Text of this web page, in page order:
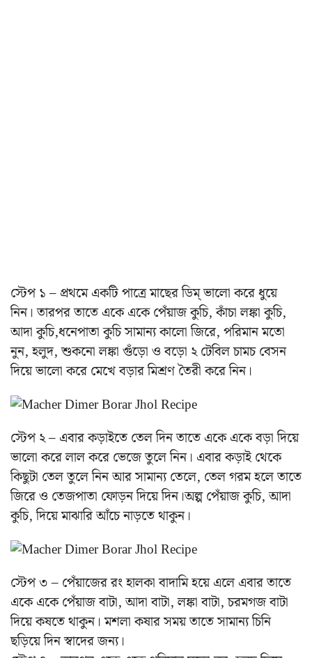
স্টেপ ১ – প্রথমে একটি পাত্রে মাছের ডিম্ ভালো করে ধুয়ে
নিন। তারপর তাতে একে একে পেঁয়াজ কুচি, কাঁচা লঙ্কা কুচি,
আদা কুচি,ধনেপাতা কুচি সামান্য কালো জিরে, পরিমান মতো
নুন, হলুদ, শুকনো লঙ্কা গুঁড়ো ও বড়ো ২ টেবিল চামচ বেসন
দিয়ে ভালো করে মেখে বড়ার মিশ্রণ তৈরী করে নিন।
স্টেপ ২ – এবার কড়াইতে তেল দিন তাতে একে একে বড়া দিয়ে
ভালো করে লাল করে ভেজে তুলে নিন। এবার কড়াই থেকে
কিছুটা তেল তুলে নিন আর সামান্য তেলে, তেল গরম হলে তাতে
জিরে ও তেজপাতা ফোড়ন দিয়ে দিন।অল্প পেঁয়াজ কুচি, আদা
কুচি, দিয়ে মাঝারি আঁচে নাড়তে থাকুন।
স্টেপ ৩ – পেঁয়াজের রং হালকা বাদামি হয়ে এলে এবার তাতে
একে একে পেঁয়াজ বাটা, আদা বাটা, লঙ্কা বাটা, চরমগজ বাটা
দিয়ে কষতে থাকুন। মশলা কষার সময় তাতে সামান্য চিনি
ছড়িয়ে দিন স্বাদের জন্য।